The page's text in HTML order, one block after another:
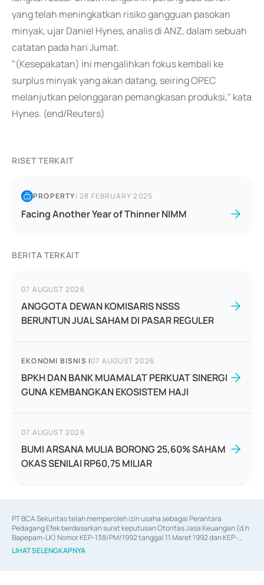
yang telah meningkatkan risiko gangguan pasokan
minyak, ujar Daniel Hynes, analis di ANZ, dalam sebuah
catatan pada hari Jumat.
"(Kesepakatan) ini mengalihkan fokus kembali ke
surplus minyak yang akan datang, seiring OPEC
melanjutkan pelonggaran pemangkasan produksi," kata
Hynes. (end/Reuters)
RISET TERKAIT
PROPERTY|28 FEBRUARY 2025
Facing Another Year of Thinner NIMM
BERITA TERKAIT
07 AUGUST 2026
ANGGOTA DEWAN KOMISARIS NSSS
BERUNTUN JUAL SAHAM DI PASAR REGULER
EKONOMI BISNIS |07 AUGUST 2026
BPKH DAN BANK MUAMALAT PERKUAT SINERGI
GUNA KEMBANGKAN EKOSISTEM HAJI
07 AUGUST 2026
BUMI ARSANA MULIA BORONG 25,60% SAHAM
OKAS SENILAI RP60,75 MILIAR
PT BCA Sekuritas telah memperoleh izin usaha sebagai Perantara
Pedagang Efek berdasarkan surat keputusan Otoritas Jasa Keuangan (d.h
Bapepam-LK) Nomor KEP-138/PM/1992 tanggal 11 Maret 1992 dan KEP-
06/D.04/2014 tanggal 28 Februari 2014, izin usaha sebagai Penjamin Emisi
Efek berdasarkan surat keputusan Otoritas Jasa Keuangan Nomor KEP-
LIHAT SELENGKAPNYA